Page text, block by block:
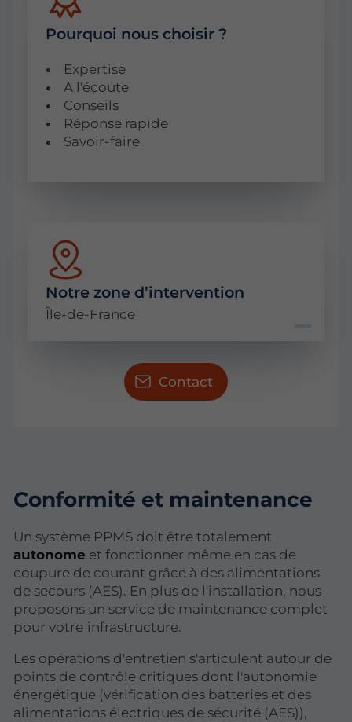
Pourquoi nous choisir ?
Expertise
A l'écoute
Conseils
Réponse rapide
Savoir-faire
Notre zone d’intervention
Île-de-France
Contact
Conformité et maintenance
Un système PPMS doit être totalement
autonome et fonctionner même en cas de
coupure de courant grâce à des alimentations
de secours (AES). En plus de l'installation, nous
proposons un service de maintenance complet
pour votre infrastructure.
Les opérations d'entretien s'articulent autour de
points de contrôle critiques dont l'autonomie
énergétique (vérification des batteries et des
alimentations électriques de sécurité (AES)),